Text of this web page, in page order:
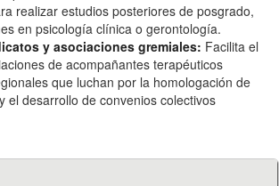
realizar estudios posteriores de posgrado,
en psicología clínica o gerontología.
y asociaciones gremiales: Facilita el
de acompañantes terapéuticos
que luchan por la homologación de
el desarrollo de convenios colectivos